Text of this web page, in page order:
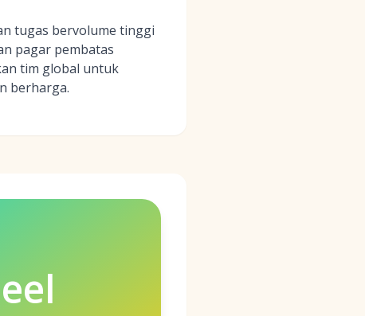
tugas bervolume tinggi
pagar pembatas
tim global untuk
berharga.